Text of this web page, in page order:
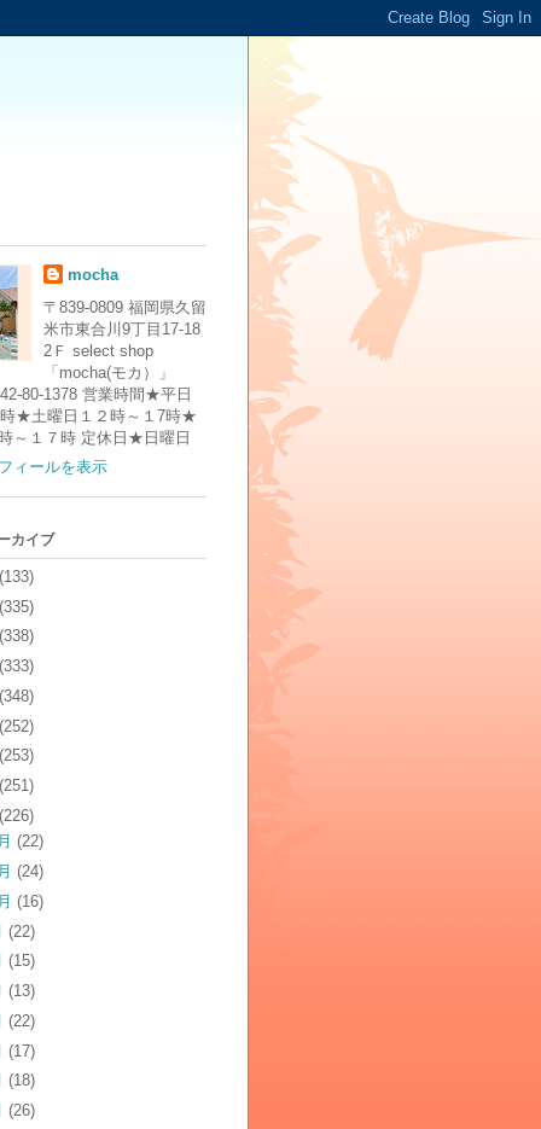
mocha
〒839-0809 福岡県久留
米市東合川9丁目17-18
2Ｆ select shop
「mocha(モカ）」
80-1378 営業時間★平日
時★土曜日１２時～１7時★
～１７時 定休日★日曜日
ィールを表示
カイブ
(133)
(335)
(338)
(333)
(348)
(252)
(253)
(251)
(226)
(22)
(24)
(16)
(22)
(15)
(13)
(22)
(17)
(18)
(26)